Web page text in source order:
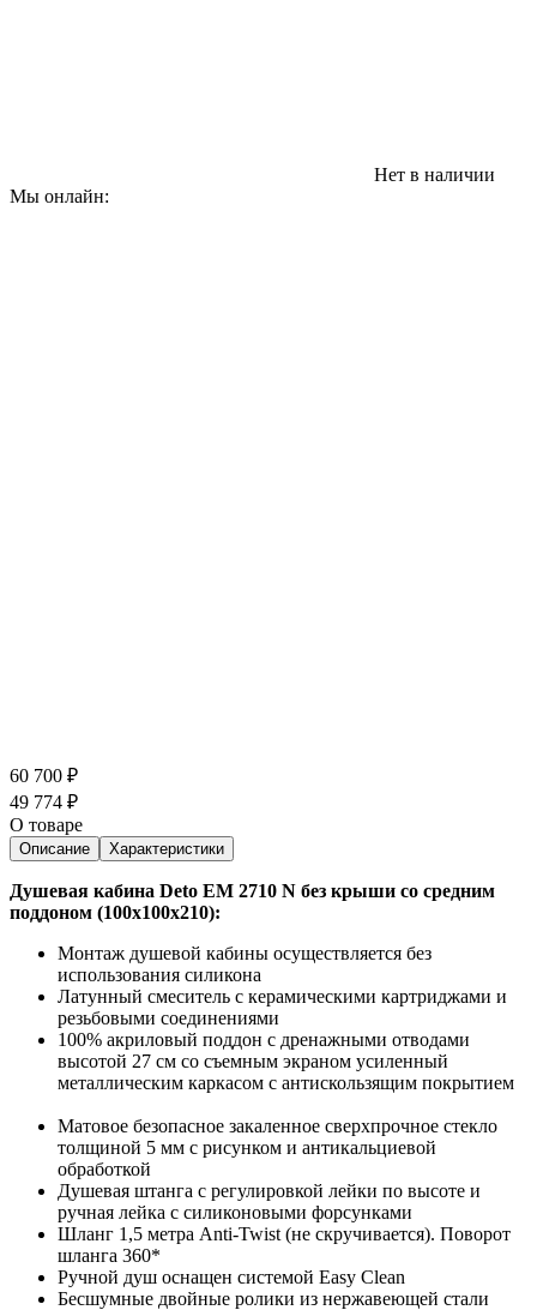
Нет в наличии
Мы онлайн:
60 700 ₽
49 774 ₽
О товаре
Описание Характеристики
Душевая кабина Deto EM 2710 N без крыши со средним
поддоном (100x100х210):
Монтаж душевой кабины осуществляется без
использования силикона
Латунный смеситель с керамическими картриджами и
резьбовыми соединениями
100% акриловый поддон с дренажными отводами
высотой 27 см со съемным экраном усиленный
металлическим каркасом с антискользящим покрытием
Матовое безопасное закаленное сверхпрочное стекло
толщиной 5 мм с рисунком и антикальциевой
обработкой
Душевая штанга с регулировкой лейки по высоте и
ручная лейка с силиконовыми форсунками
Шланг 1,5 метра Anti-Twist (не скручивается). Поворот
шланга 360*
Ручной душ оснащен системой Easy Clean
Бесшумные двойные ролики из нержавеющей стали